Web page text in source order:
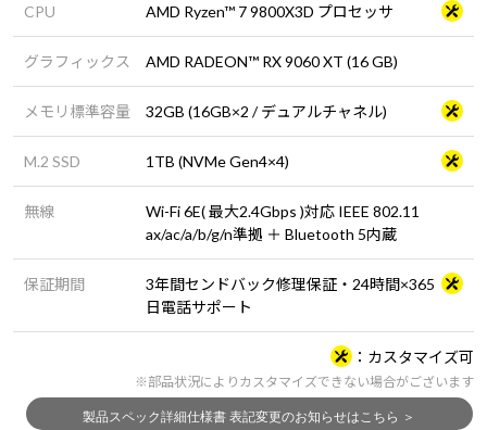
CPU AMD Ryzen™ 7 9800X3D プロセッサ
グラフィックス AMD RADEON™ RX 9060 XT (16 GB)
メモリ標準容量 32GB (16GB×2 / デュアルチャネル)
M.2 SSD 1TB (NVMe Gen4×4)
無線
Wi-Fi 6E( 最大2.4Gbps )対応 IEEE 802.11
ax/ac/a/b/g/n準拠 ＋ Bluetooth 5内蔵
保証期間
3年間センドバック修理保証・24時間×365
日電話サポート
カスタマイズ可
※部品状況によりカスタマイズできない場合がございます